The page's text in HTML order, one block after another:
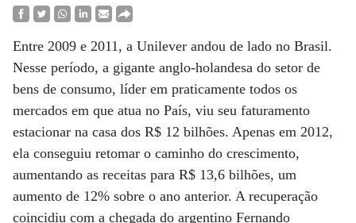
Entre 2009 e 2011, a Unilever andou de lado no Brasil.
Nesse período, a gigante anglo-holandesa do setor de
bens de consumo, líder em praticamente todos os
mercados em que atua no País, viu seu faturamento
estacionar na casa dos R$ 12 bilhões. Apenas em 2012,
ela conseguiu retomar o caminho do crescimento,
aumentando as receitas para R$ 13,6 bilhões, um
aumento de 12% sobre o ano anterior. A recuperação
coincidiu com a chegada do argentino Fernando